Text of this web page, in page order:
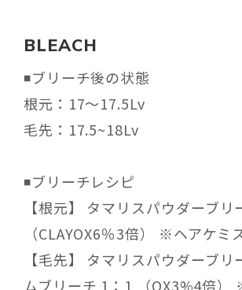
BLEACH
◾️ブリーチ後の状態
根元：17〜17.5Lv
毛先：17.5~18Lv
◾️ブリーチレシピ
【根元】 タマリスパウダーブリ
（CLAYOX6％3倍） ※ヘアケミ
【毛先】 タマリスパウダーブリ
ムブリーチ 1：1 （OX3%4倍）